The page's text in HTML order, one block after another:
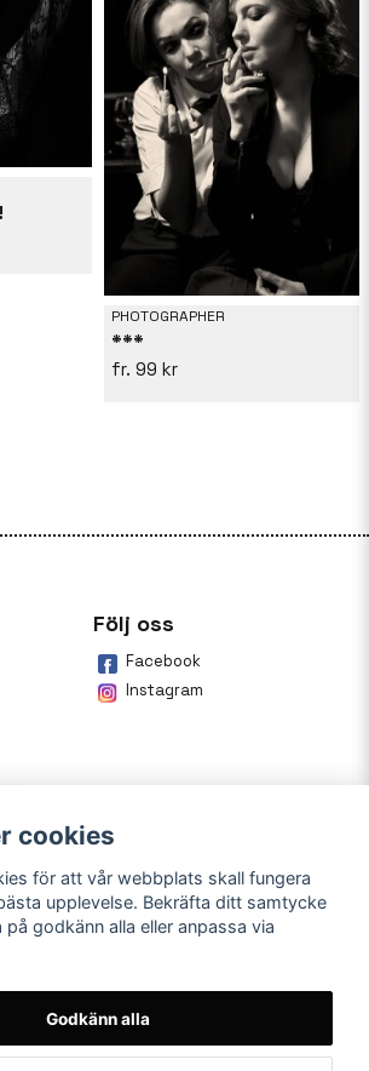
PHOTOGRAPHER
***
99 kr
Följ oss
Facebook
Instagram
enkelt
cookies
för att vår webbplats skall fungera
upplevelse. Bekräfta ditt samtycke
godkänn alla eller anpassa via
Godkänn alla